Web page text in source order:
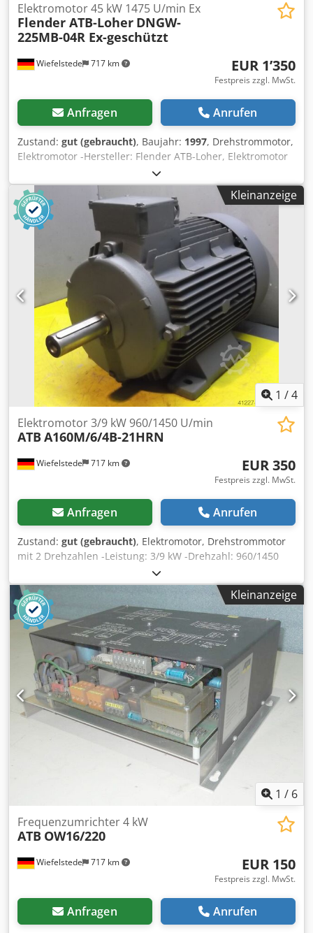
Wiefelstede 717 km
Elektromotor 45 kW 1475 U/min Ex
Flender ATB-Loher DNGW-
225MB-04R Ex-geschützt
EUR 1’350
Festpreis zzgl. MwSt.
Anfragen Anrufen
Zustand: gut (gebraucht), Baujahr: 1997, Drehstrommotor,
Elektromotor -Hersteller: Flender ATB-Loher, Elektromotor
Ex-geschützt -Typ DNGW-225MB-04R -Leistung: 45 kW -
Drehzahl: 1475 U/min / Umrichterbetrieb 145 - 1475 U/min
-Welle: Ø 60 x 105 mm -Schutzart: IP55 -Bauform: B3 -
Anzahl: 2x Motor vorhanden -Preis: pro Stück
Dcjdpfxswwhrpo Amyok -Abmessungen: 900/450/H655 mm
-Gewicht: 411 kg/St.
Kleinanzeige
1 /4
Wiefelstede 717 km
Elektromotor 3/9 kW 960/1450 U/min
ATB A160M/6/4B-21HRN
EUR 350
Festpreis zzgl. MwSt.
Anfragen Anrufen
Zustand: gut (gebraucht), Elektromotor, Drehstrommotor
mit 2 Drehzahlen -Leistung: 3/9 kW -Drehzahl: 960/1450
U/min -Welle: Ø 42 mm -Bauform: B3 -Schutzart: IP 54 -
polumschaltbar -Anzahl: 1x vorhanden -Abmessungen:
585/320/H390 mm -Gewicht: 110 kg Dcodpfxecm Slfs
Amyok
Kleinanzeige
1 / 6
Wiefelstede 717 km
Frequenzumrichter 4 kW
ATB OW16/220
EUR 150
Festpreis zzgl. MwSt.
Anfragen Anrufen